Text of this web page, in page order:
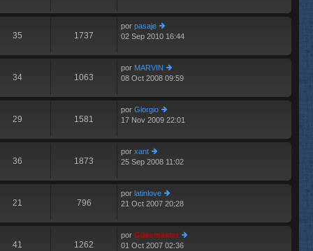
n
im
o
m
n
s
aj
35 1737
por pasaje
er
im
o
m
n
s
aj
02 Sep 2010 16:44
34 1063
por MARVIN
er
im
o
m
n
aj
08 Oct 2008 09:59
29 1581
por Giorgio
er
im
m
n
s
aj
17 Nov 2009 22:01
36 1873
por xant
er
im
o
m
n
s
aj
25 Sep 2008 11:02
21 796
por latinlove
er
im
o
m
21 Oct 2007 20:28
41 1262
por Güesmaster
er
01 Oct 2007 02:36